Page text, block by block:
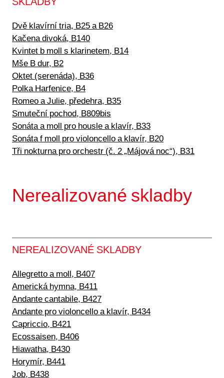
SKLADBY
Dvě klavírní tria, B25 a B26
Kačena divoká, B140
Kvintet b moll s klarinetem, B14
Mše B dur, B2
Oktet (serenáda), B36
Polka Harfenice, B4
Romeo a Julie, předehra, B35
Smuteční pochod, B809bis
Sonáta a moll pro housle a klavír, B33
Sonáta f moll pro violoncello a klavír, B20
Tři nokturna pro orchestr (č. 2 „Májová noc“), B31
Nerealizované skladby
NEREALIZOVANÉ SKLADBY
Allegretto a moll, B407
Americká hymna, B411
Andante cantabile, B427
Andante pro violoncello a klavír, B434
Capriccio, B421
Ecossaisen, B406
Hiawatha, B430
Horymír, B441
Job, B438